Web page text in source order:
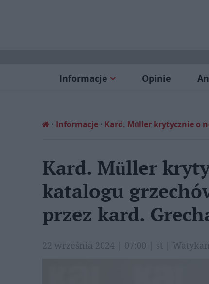
Informacje Opinie
Informacje Kard. Müller krytycznie o
Kard. Müller
katalogu
przez kard.
22 września 2024 | 07:00 | st |